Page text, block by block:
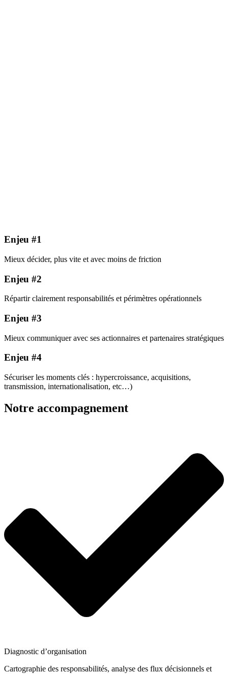
Enjeu #1
Mieux décider, plus vite et avec moins de friction
Enjeu #2
Répartir clairement responsabilités et périmètres opérationnels
Enjeu #3
Mieux communiquer avec ses actionnaires et partenaires stratégiques
Enjeu #4
Sécuriser les moments clés : hypercroissance, acquisitions,
transmission, internationalisation, etc…)
Notre accompagnement
Diagnostic d’organisation
Cartographie des responsabilités, analyse des flux décisionnels et